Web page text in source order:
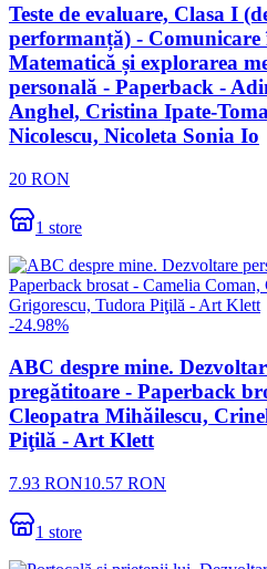
Teste de evaluare, Clasa I
performanță) -
Matematică și explorarea
personală - Paperback -
Anghel, Cristina Ipate-
Nicolescu, Nicoleta Sonia Io
20 RON
1 store
-24.98%
ABC despre mine.
pregătitoare - Paperback
Cleopatra Mihăilescu,
Piţilă - Art Klett
7.93 RON10.57 RON
1 store